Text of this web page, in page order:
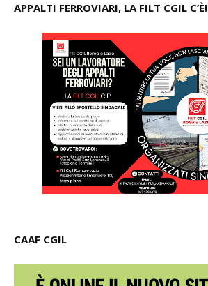
APPALTI FERROVIARI, LA FILT CGIL C’È!
CAAF CGIL